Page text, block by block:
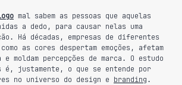
mal sabem as pessoas que aquelas
a dedo, para causar nelas uma
Há décadas, empresas de diferentes
como as cores despertam emoções, afetam
e moldam percepções de marca. O estudo
é, justamente, o que se entende por
no universo do design e branding.